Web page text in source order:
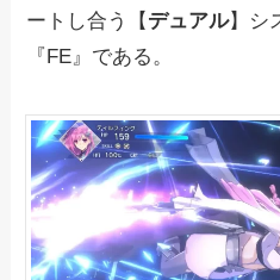
ートし合う【 デュアル】シ
『FE』である。